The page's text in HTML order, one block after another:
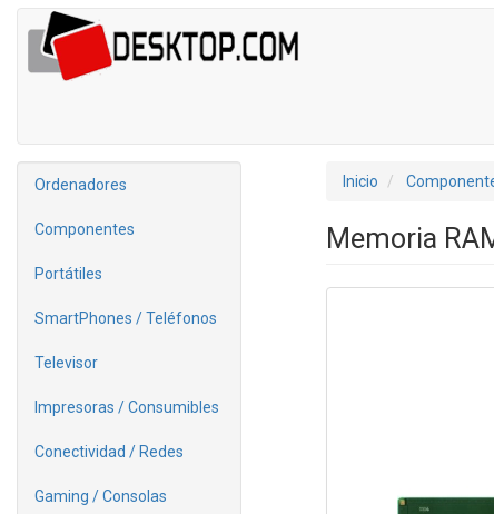
Ordenadores
Componentes
Portátiles
SmartPhones / Teléfonos
Televisor
Impresoras / Consumibles
Conectividad / Redes
Gaming / Consolas
Inicio
Memoria